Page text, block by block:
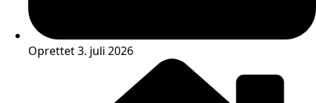
Oprettet 3. juli 2026